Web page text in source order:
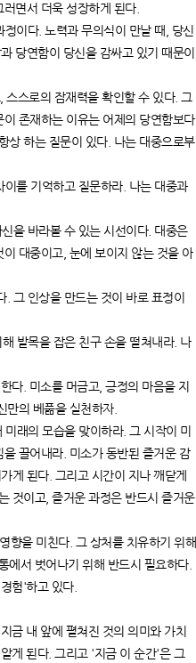
면서 더욱 성장하게 된다.
이다. 노력과 무의식이 만날 때, 당신
당연함이 당신을 감싸고 있기 때문이
스로의 잠재력을 확인할 수 있다. 그
존재하는 이유는 어제의 당연함보다
상 하는 질문이 있다. 나는 대중으로부
를 기억하고 질문하라. 나는 대중과
을 바라볼 수 있는 시선이다. 대중은
대중이고, 눈에 보이지 않는 것을 아
그 인상을 만드는 것이 바로 표정이
발목을 잡은 친구 손을 떨쳐내라. 나
다. 미소를 머금고, 긍정의 마음을 지
만의 베풂을 실천하자.
래의 모습을 맞이하라. 그 시작이 미
끌어내라. 미소가 동반된 즐거운 감
게 된다. 그리고 시간이 지나 깨닫게
것이고, 즐거운 과정은 반드시 즐거운
향을 미친다. 그 상처를 치유하기 위해
에서 벗어나기 위해 반드시 필요하다.
험'하고 있다.
금 내 앞에 펼쳐진 것의 의미와 가치
게 된다. 그리고 '지금 이 순간'은 그